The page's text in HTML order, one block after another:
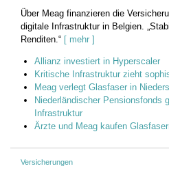
Über Meag finanzieren die
digitale Infrastruktur in Belgien.
Renditen.“ [ mehr ]
Allianz investiert in Hyperscaler
Kritische Infrastruktur zieht
Meag verlegt Glasfaser in
Niederländischer Pensionsfonds
Infrastruktur
Ärzte und Meag kaufen
Versicherungen